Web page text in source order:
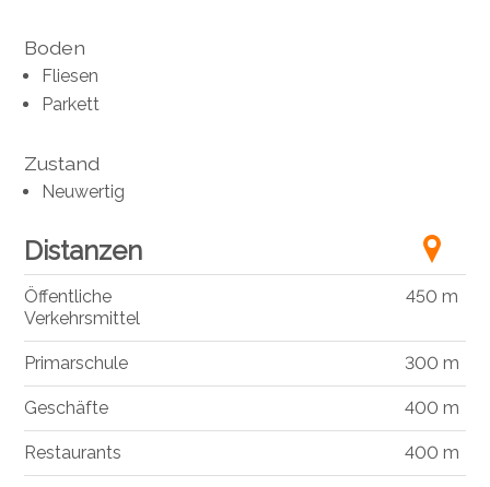
Boden
Fliesen
Parkett
Zustand
Neuwertig
Distanzen
Öffentliche
Verkehrsmittel
450 m
Primarschule 300 m
Geschäfte 400 m
Restaurants 400 m